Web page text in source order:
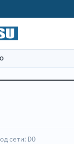
сети: DO